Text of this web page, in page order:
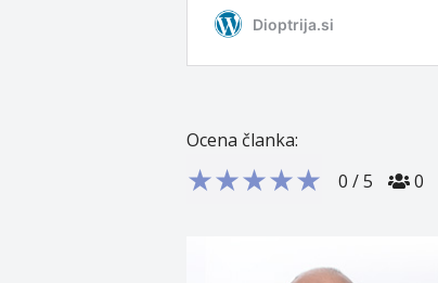
Ocena članka:
★★★★★ 0 /5 0